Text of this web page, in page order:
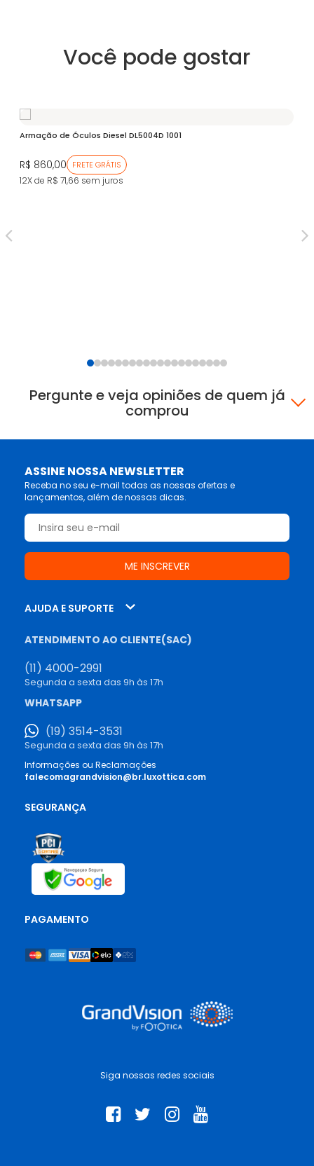
Você pode gostar
Armação de Óculos Diesel DL5004D 1001
R$ 860,00 FRETE GRÁTIS
12X de R$ 71,66 sem juros
Pergunte e veja opiniões de quem já
comprou
ASSINE NOSSA NEWSLETTER
Receba no seu e-mail todas as nossas ofertas e
lançamentos, além de nossas dicas.
Siga nossas redes sociais
AJUDA E SUPORTE
ATENDIMENTO AO CLIENTE(SAC)
(11) 4000-2991
Segunda a sexta das 9h às 17h
WHATSAPP
(19) 3514-3531
Segunda a sexta das 9h às 17h
Informações ou Reclamações
falecomagrandvision@br.luxottica.com
SEGURANÇA
PAGAMENTO